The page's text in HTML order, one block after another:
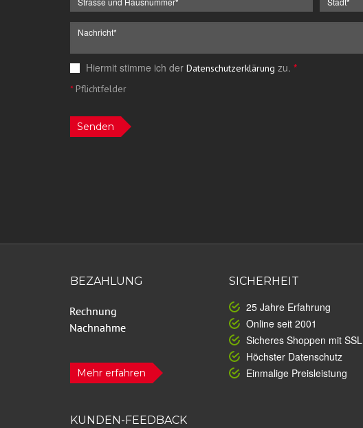
Hiermit stimme ich der Datenschutzerklärung zu. *
*Pflichtfelder
Senden
BEZAHLUNG
Mehr erfahren
SICHERHEIT
25 Jahre Erfahrung
Online seit 2001
Sicheres Shoppen mit SSL
Höchster Datenschutz
Einmalige Preisleistung
KUNDEN-FEEDBACK